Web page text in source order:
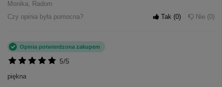
Monika, Radom
Czy opinia była pomocna?
Tak 0 Nie 0
5/5
Opinia potwierdzona zakupem
piękna